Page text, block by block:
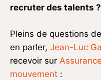
recruter des talents ?
Pleins de questions
en parler, Jean-Luc
recevoir sur
mouvement :